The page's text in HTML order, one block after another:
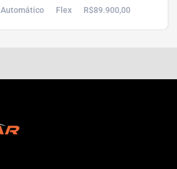
Automático Flex R$89.900,00